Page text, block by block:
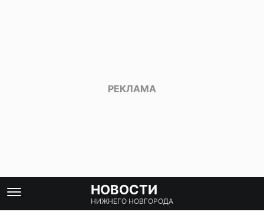
НОВОСТИ
НИЖНЕГО НОВГОРОДА